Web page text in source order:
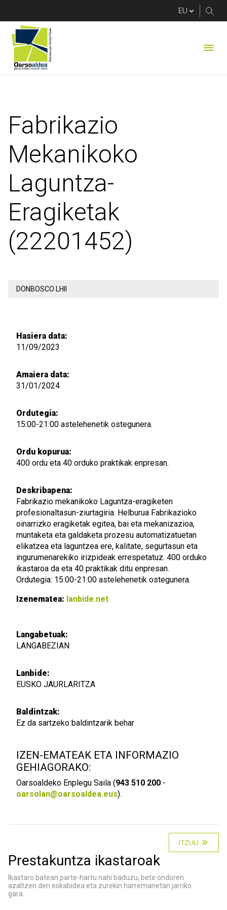
Fabrikazio
Mekanikoko
Laguntza-
Eragiketak
(22201452)
DONBOSCO LHII
Hasiera data:
11/09/2023
Amaiera data:
31/01/2024
Ordutegia:
15:00-21:00 astelehenetik ostegunera.
Ordu kopurua:
400 ordu eta 40 orduko praktikak enpresan.
Deskribapena:
Fabrikazio mekanikoko Laguntza-eragiketen
profesionaltasun-ziurtagiria. Helburua Fabrikazioko
oinarrizko eragiketak egitea, bai eta mekanizazioa,
muntaketa eta galdaketa prozesu automatizatuetan
elikatzea eta laguntzea ere, kalitate, segurtasun eta
ingurumenarekiko irizpideak errespetatuz. 400 orduko
ikastaroa da eta 40 praktikak ditu enpresan.
Ordutegia: 15:00-21:00 astelehenetik ostegunera.
Izenematea: lanbide.net
Langabetuak:
LANGABEZIAN
Lanbide:
EUSKO JAURLARITZA
Baldintzak:
Ez da sartzeko baldintzarik behar
IZEN-EMATEAK ETA INFORMAZIO
GEHIAGORAKO:
Oarsoaldeko Enplegu Saila (943 510 200 -
oarsolan@oarsoaldea.eus).
ITZULI
Prestakuntza ikastaroak
Ikastaro batean parte-hartu nahi baduzu, bete ondoren
azaltzen den eskabidea eta zurekin harremanetan jarriko
gara.